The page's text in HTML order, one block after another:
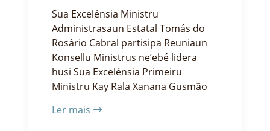
Sua Excelénsia Ministru
Administrasaun Estatal Tomás do
Rosário Cabral partisipa Reuniaun
Konsellu Ministrus ne’ebé lidera
husi Sua Excelénsia Primeiru
Ministru Kay Rala Xanana Gusmão
Ler mais